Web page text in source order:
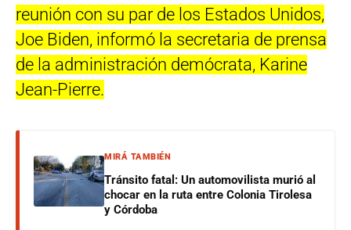
reunión con su par de los Estados Unidos,
Joe Biden, informó la secretaria de prensa
de la administración demócrata, Karine
Jean-Pierre.
MIRÁ TAMBIÉN
Tránsito fatal: Un automovilista murió al
chocar en la ruta entre Colonia Tirolesa
y Córdoba